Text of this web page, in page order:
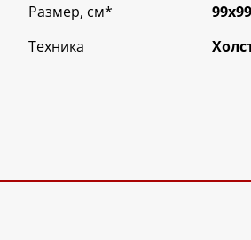
Размер, см*
99х99
Техника